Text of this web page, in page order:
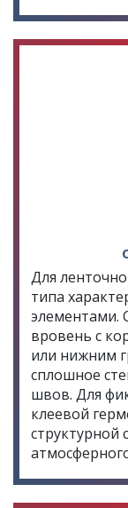
Для
типа
элементами.
вровень с
или нижним
сплошное
швов. Для
клеевой